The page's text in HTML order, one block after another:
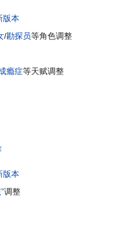
版本
/勘探员等角色调整
瘾症等天赋调整
版本
调整